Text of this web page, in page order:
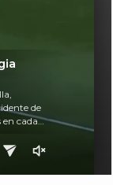
de
en cada